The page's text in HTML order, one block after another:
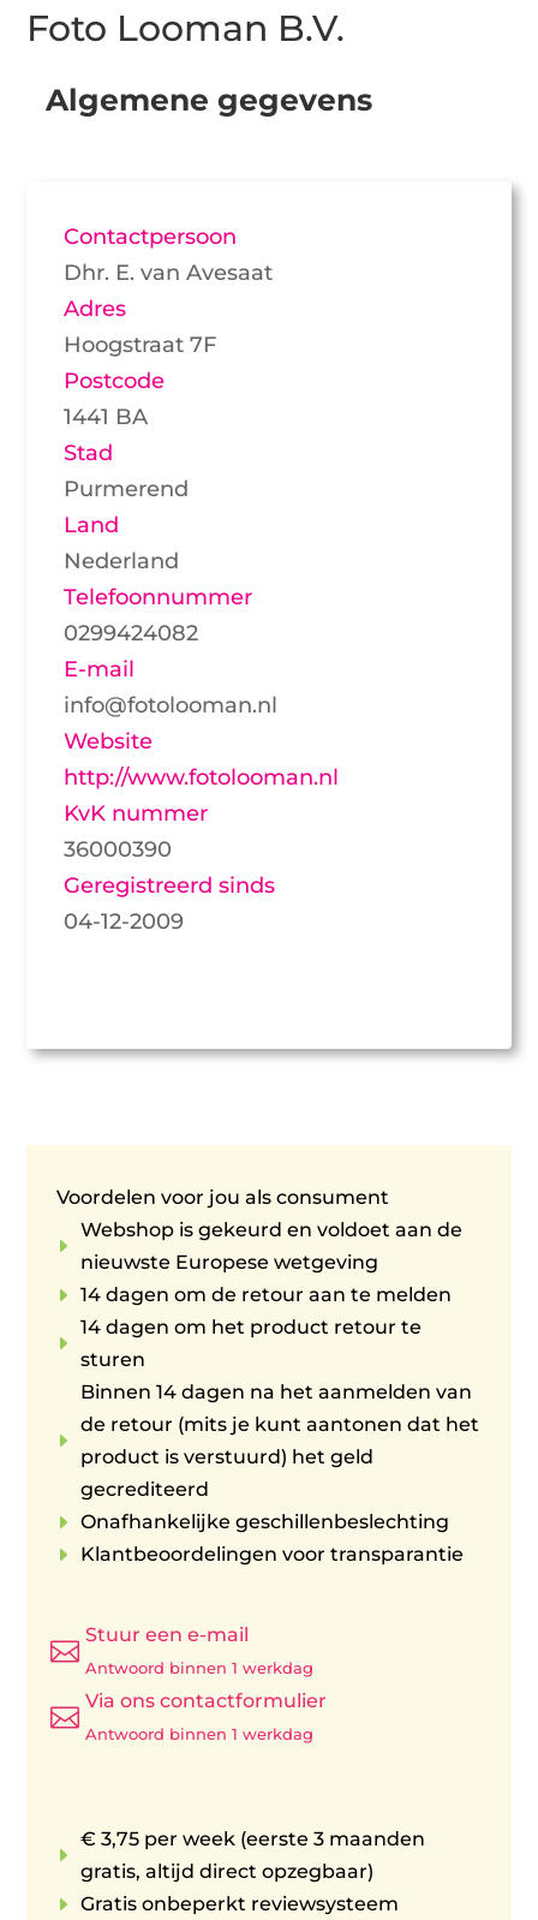
Foto Looman B.V.
Algemene gegevens
Contactpersoon
Dhr. E. van Avesaat
Adres
Hoogstraat 7F
Postcode
1441 BA
Stad
Purmerend
Land
Nederland
Telefoonnummer
0299424082
E-mail
info@fotolooman.nl
Website
http://www.fotolooman.nl
KvK nummer
36000390
Geregistreerd sinds
04-12-2009
Voordelen voor jou als consument
E
Webshop is gekeurd en voldoet aan de
nieuwste Europese wetgeving
E 14 dagen om de retour aan te melden
E
14 dagen om het product retour te
sturen
E
Binnen 14 dagen na het aanmelden van
de retour (mits je kunt aantonen dat het
product is verstuurd) het geld
gecrediteerd
E Onafhankelijke geschillenbeslechting
E Klantbeoordelingen voor transparantie

Stuur een e-mail
Antwoord binnen 1 werkdag

Via ons contactformulier
Antwoord binnen 1 werkdag
E
€ 3,75 per week (eerste 3 maanden
gratis, altijd direct opzegbaar)
E Gratis onbeperkt reviewsysteem